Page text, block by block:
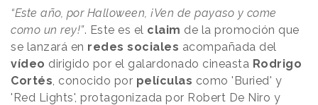
“Este año, por Halloween, ¡Ven de payaso y come
como un rey!”. Este es el claim de la promoción que
se lanzará en redes sociales acompañada del
vídeo dirigido por el galardonado cineasta Rodrigo
Cortés, conocido por películas como 'Buried' y
'Red Lights', protagonizada por Robert De Niro y